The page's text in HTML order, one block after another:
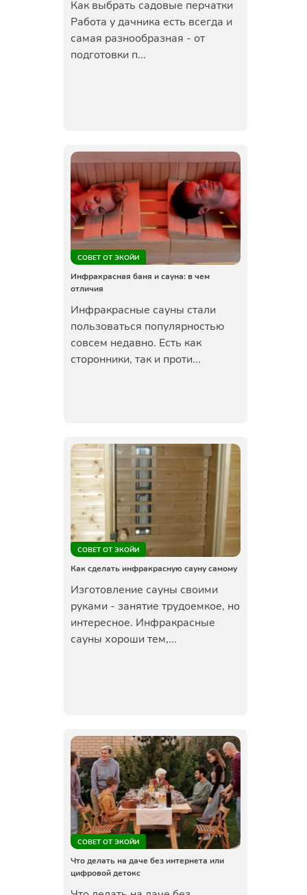
Как выбрать садовые перчатки
Работа у дачника есть всегда и
самая разнообразная - от
подготовки п...
СОВЕТ ОТ ЭКОЙИ
Инфракрасная баня и сауна: в чем
отличия
Инфракрасные сауны стали
пользоваться популярностью
совсем недавно. Есть как
сторонники, так и проти...
СОВЕТ ОТ ЭКОЙИ
Как сделать инфракрасную сауну самому
Изготовление сауны своими
руками - занятие трудоемкое, но
интересное. Инфракрасные
сауны хороши тем,...
СОВЕТ ОТ ЭКОЙИ
Что делать на даче без интернета или
цифровой детокс